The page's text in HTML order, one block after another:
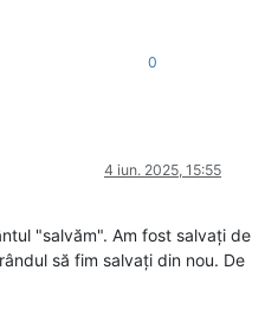
0
4 iun. 2025, 15:55
"salvăm". Am fost salvați de
să fim salvați din nou. De